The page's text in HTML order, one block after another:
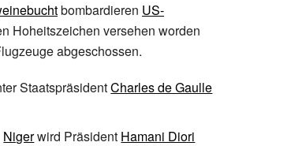
bombardieren US-
Hoheitszeichen versehen worden
abgeschossen.
StaatspräsidentCharles de Gaulle
Nigerwird Präsident Hamani Diori